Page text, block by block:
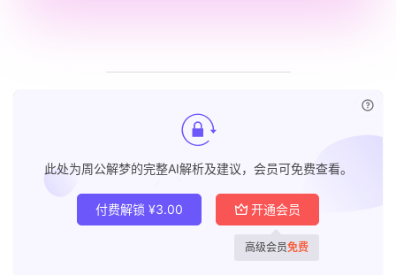
此处为周公解梦的完整AI解析及建议，会员可免费查看。
付费解锁 ¥3.00 开通会员
高级会员免费